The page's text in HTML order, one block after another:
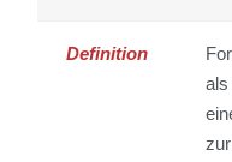
Definition